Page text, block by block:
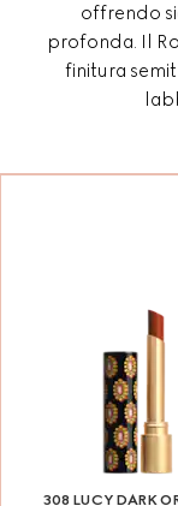
offrendo
profonda. Il
finitura
308 LUCY DARK